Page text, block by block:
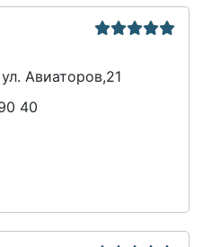
Авиаторов,21
40